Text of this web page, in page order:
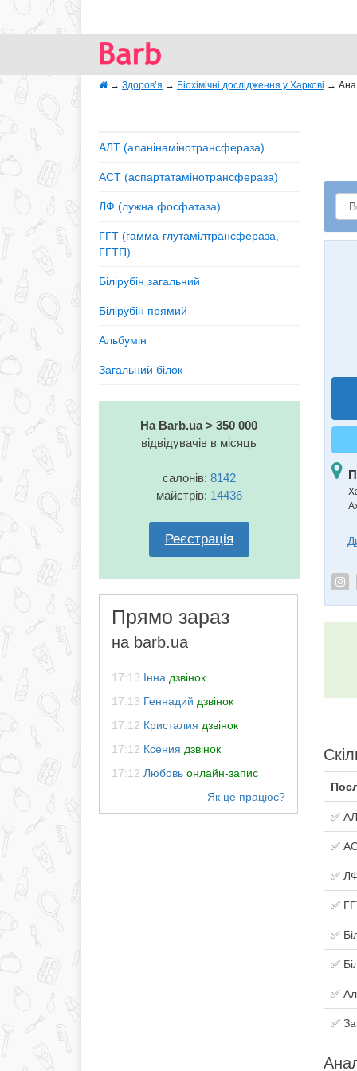
→ Здоров’я → Біохімічні дослідження у Харкові →
АЛТ (аланінамінотрансфераза)
АСТ (аспартатамінотрансфераза)
ЛФ (лужна фосфатаза)
ГГТ (гамма-глутамілтрансфераза,
ГГТП)
Білірубін загальний
Білірубін прямий
Альбумін
Загальний білок
На Barb.ua > 350 000
відвідувачів в місяць
салонів: 8142
майстрів: 14436
Реєстрація
Прямо зараз
на barb.ua
17:13 Інна дзвінок
17:13 Геннадий дзвінок
17:12 Кристалия дзвінок
17:12 Ксения дзвінок
17:12 Любовь онлайн-запис
✅
✅
✅
✅
✅
✅
✅
✅